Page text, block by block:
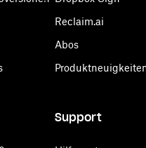
Reclaim.ai
Abos
Support